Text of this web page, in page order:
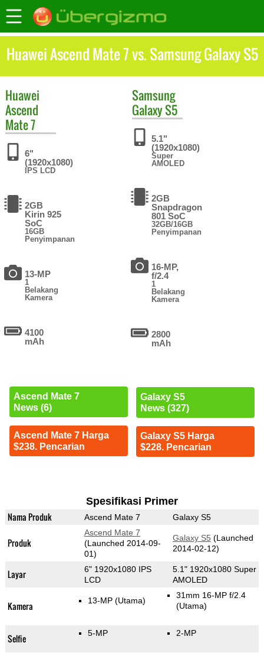
Huawei Ascend Mate 7 vs. Samsung Galaxy S5
Huawei
Ascend
Mate 7
6"
(1920x1080)
IPS LCD
2GB
Kirin 925
SoC
16GB
Penyimpanan
13-MP
1
Belakang
Kamera
4100
mAh
Ascend Mate 7
News (6)
Ascend Mate 7 Harga
$238. Pencarian
Samsung
Galaxy S5
5.1"
(1920x1080)
Super
AMOLED
2GB
Snapdragon
801 SoC
32GB/16GB
Penyimpanan
16-MP,
f/2.4
1
Belakang
Kamera
2800
mAh
Galaxy S5
News (327)
Galaxy S5 Harga
$228. Pencarian
Spesifikasi Primer
Nama Produk Ascend Mate 7 Galaxy S5
Produk
Ascend Mate 7
(Launched 2014-09-
01)
Galaxy S5 (Launched
2014-02-12)
Layar
6" 1920x1080 IPS
LCD
5.1" 1920x1080 Super
AMOLED
Kamera 13-MP (Utama)
31mm 16-MP f/2.4
(Utama)
Selfie 5-MP 2-MP